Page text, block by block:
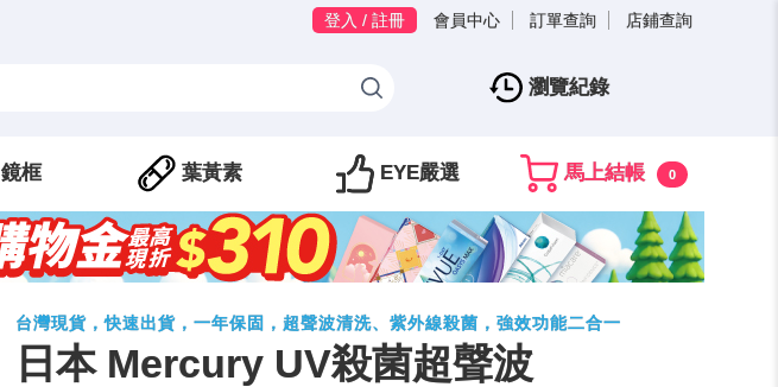
登入 / 註冊 會員中心 訂單查詢 店鋪查詢
瀏覽紀錄
鏡框 葉黃素 EYE嚴選 馬上結帳 0
台灣現貨，快速出貨，一年保固，超聲波清洗、紫外線殺菌，強效功能二合一
日本 Mercury UV殺菌超聲波